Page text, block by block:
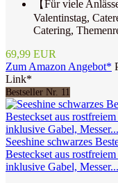
【Für viele
Valentinstag,
Catering,
69,99 EUR
Zum Amazon Angebot*
Link*
Bestseller Nr. 11
Seeshine schwarzes
Besteckset aus
inklusive Gabel,